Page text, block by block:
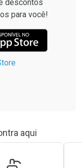
descontos
para você!
aqui